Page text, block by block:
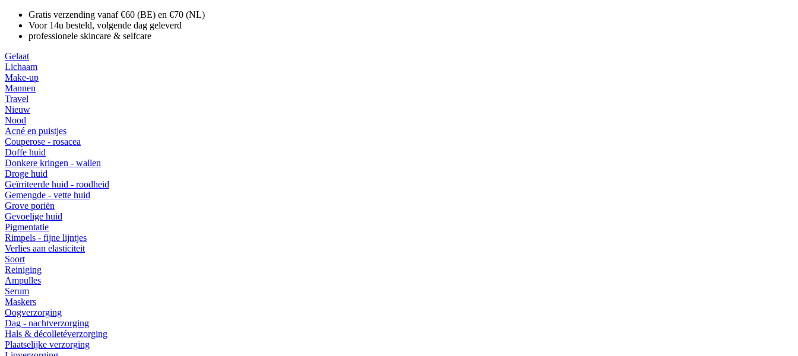
Gratis verzending vanaf €60 (BE) en €70 (NL)
Voor 14u besteld, volgende dag geleverd
professionele skincare & selfcare
Gelaat
Lichaam
Make-up
Mannen
Travel
Nieuw
Nood
Acné en puistjes
Couperose - rosacea
Doffe huid
Donkere kringen - wallen
Droge huid
Geïrriteerde huid - roodheid
Gemengde - vette huid
Grove poriën
Gevoelige huid
Pigmentatie
Rimpels - fijne lijntjes
Verlies aan elasticiteit
Soort
Reiniging
Ampulles
Serum
Maskers
Oogverzorging
Dag - nachtverzorging
Hals & décolletéverzorging
Plaatselijke verzorging